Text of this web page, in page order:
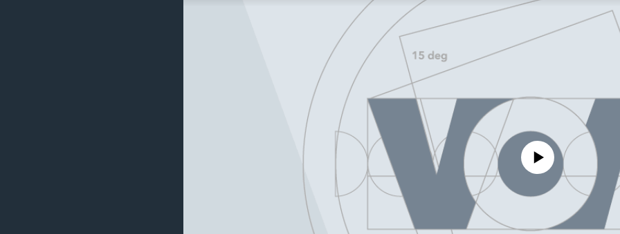
No media source currently